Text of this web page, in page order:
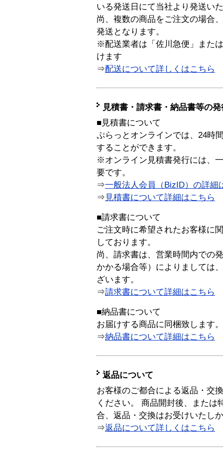
いる発送日にて当社より発送い
尚、複数の商品をご注文の場合
発送となります。
※配送業者は「佐川急便」また
けます
⇒配送について詳しくはこちら
見積書・請求書・納品書等の
■見積書について
ぷらっとオンラインでは、24時
することができます。
※オンライン見積書発行には、
要です。
⇒一般法人会員（BizID）の詳細
⇒ 見積書について詳細はこちら
■請求書について
ご注文時に希望されたお客様に
しております。
尚、請求書は、営業時間内での
かかる場合等）によりましては
ざいます。
⇒請求書について詳細はこちら
■納品書について
お届けする商品に同梱致します。
⇒納品書について詳細はこちら
返品について
お客様のご都合による返品・交
ください。 商品開封後、または
合、返品・交換はお受けいたし
⇒返品について詳しくはこちら